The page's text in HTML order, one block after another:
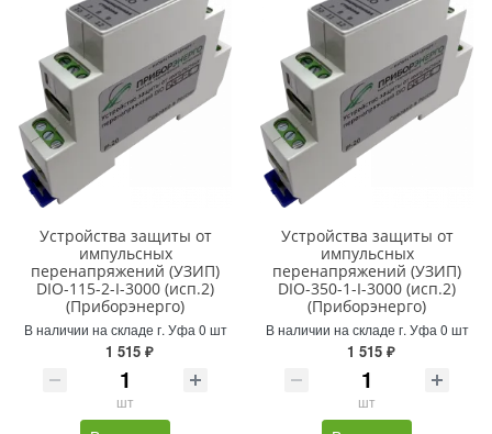
Устройства защиты от
импульсных
перенапряжений (УЗИП)
DIO-115-2-I-3000 (исп.2)
(Приборэнерго)
В наличии на складе г. Уфа 0 шт
1 515 ₽
шт
Устройства защиты от
импульсных
перенапряжений (УЗИП)
DIO-350-1-I-3000 (исп.2)
(Приборэнерго)
В наличии на складе г. Уфа 0 шт
1 515 ₽
шт